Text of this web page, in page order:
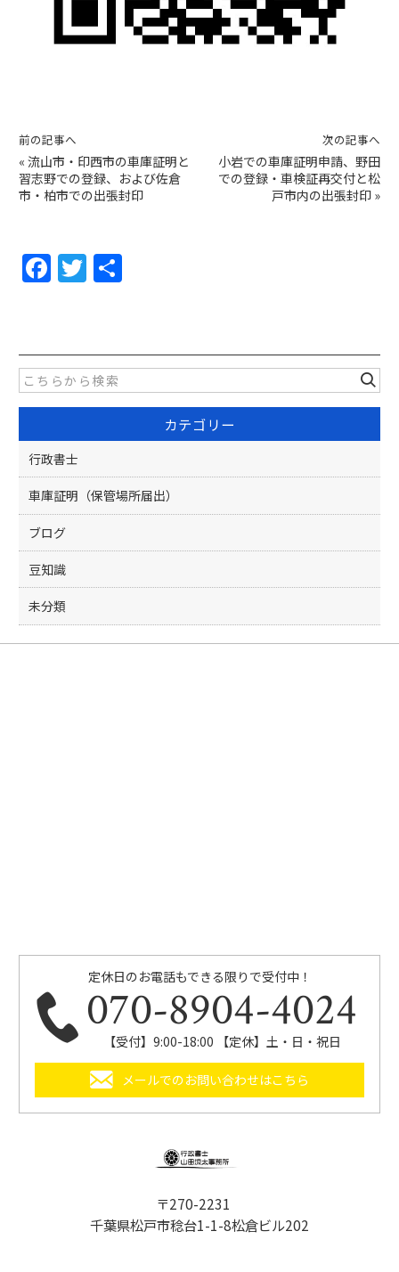
前の記事へ
« 流山市・印西市の車庫証明と
習志野での登録、および佐倉
市・柏市での出張封印
次の記事へ
小岩での車庫証明申請、野田
での登録・車検証再交付と松
戸市内の出張封印 »
F
a
e
b
o
o
k
T
w
er
カテゴリー
行政書士
車庫証明（保管場所届出）
ブログ
豆知識
未分類
定休日のお電話もできる限りで受付中！
070-8904-4024
【受付】9:00-18:00 【定休】土・日・祝日
メールでのお問い合わせはこちら
〒270-2231
千葉県松戸市稔台1-1-8松倉ビル202